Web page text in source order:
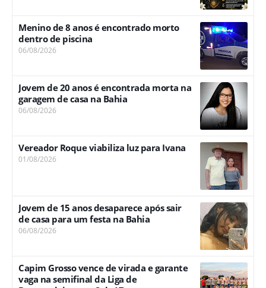
Menino de 8 anos é encontrado morto
dentro de piscina
06/08/2026
Jovem de 20 anos é encontrada morta na
garagem de casa na Bahia
06/08/2026
Vereador Roque viabiliza luz para Ivana
01/08/2026
Jovem de 15 anos desaparece após sair
de casa para um festa na Bahia
06/08/2026
Capim Grosso vence de virada e garante
vaga na semifinal da Liga de